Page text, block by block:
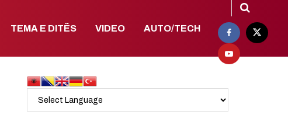
TEMA E DITËS VIDEO AUTO/TECH